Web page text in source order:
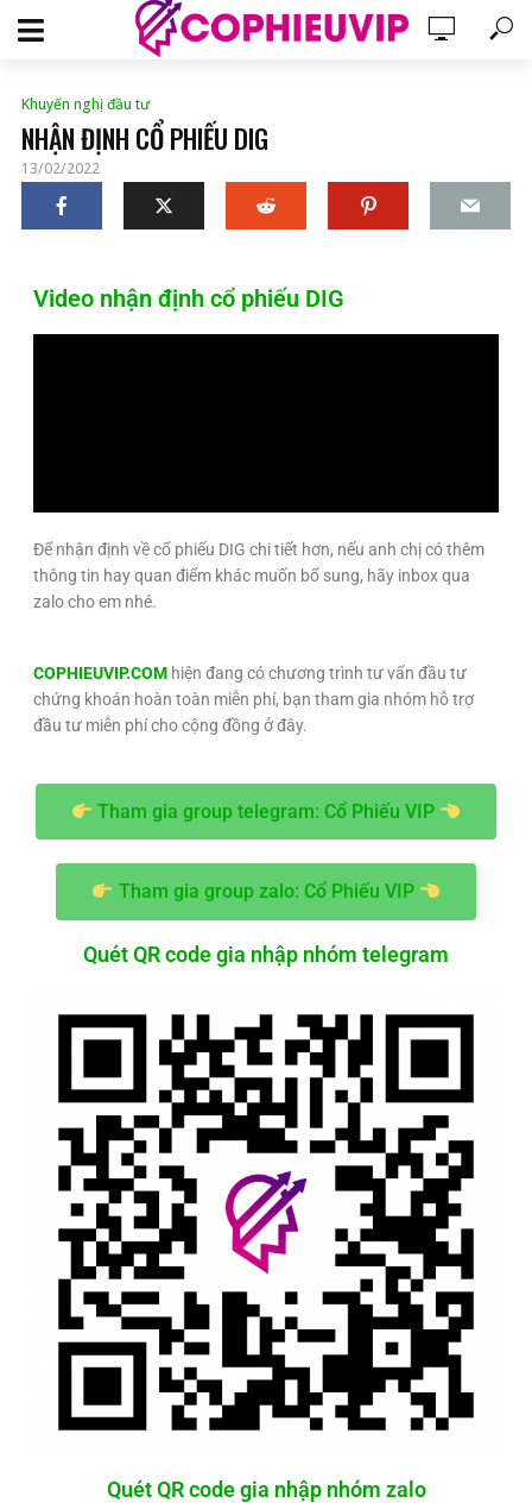
Khuyến nghị đầu tư
NHẬN ĐỊNH CỔ PHIẾU DIG
13/02/2022
Video nhận định cổ phiếu DIG
Để nhận định về cổ phiếu DIG chi tiết hơn, nếu anh chị có thêm
thông tin hay quan điểm khác muốn bổ sung, hãy inbox qua
zalo cho em nhé.
COPHIEUVIP.COM hiện đang có chương trình tư vấn đầu tư
chứng khoán hoàn toàn miễn phí, bạn tham gia nhóm hỗ trợ
đầu tư miễn phí cho cộng đồng ở đây.
Tham gia group telegram: Cổ Phiếu VIP
Tham gia group zalo: Cổ Phiếu VIP
Quét QR code gia nhập nhóm telegram
Quét QR code gia nhập nhóm zalo